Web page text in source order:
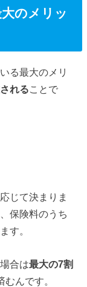
のメリッ
る最大のメリ
れることで
じて決まりま
保険料のうち
す。
合は最大の7割
んです。